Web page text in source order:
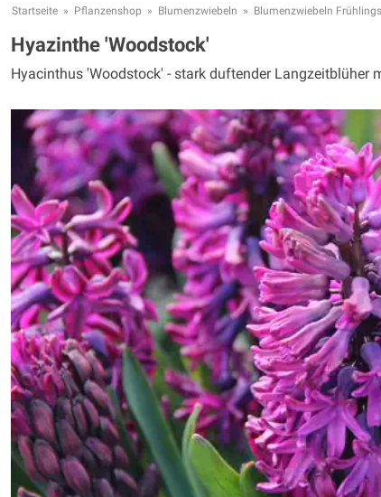
Startseite » Pflanzenshop » Blumenzwiebeln » Blumenzwiebeln
Hyazinthe 'Woodstock'
Hyacinthus 'Woodstock' - stark duftender Langzeitblüher